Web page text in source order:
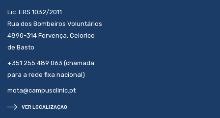
Lic. ERS 1032/2011
Rua dos Bombeiros Voluntários
4890-314 Fervença, Celorico
de Basto
+351 255 489 063 (chamada
para a rede fixa nacional)
mota@campusclinic.pt
VER LOCALIZAÇÃO